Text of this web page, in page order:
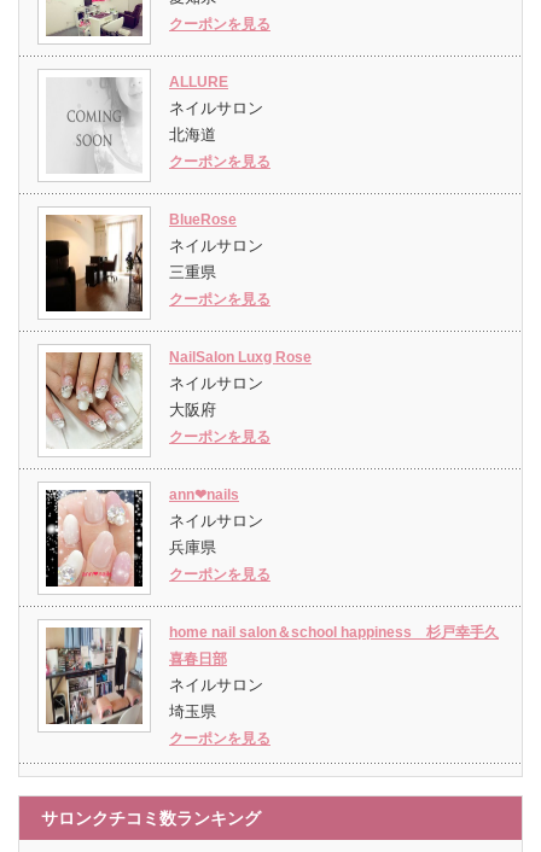
クーポンを見る
ALLURE
ネイルサロン
北海道
クーポンを見る
BlueRose
ネイルサロン
三重県
クーポンを見る
NailSalon Luxg Rose
ネイルサロン
大阪府
クーポンを見る
ann❤︎nails
ネイルサロン
兵庫県
クーポンを見る
home nail salon＆school happiness 杉戸幸手久
喜春日部
ネイルサロン
埼玉県
クーポンを見る
サロンクチコミ数ランキング